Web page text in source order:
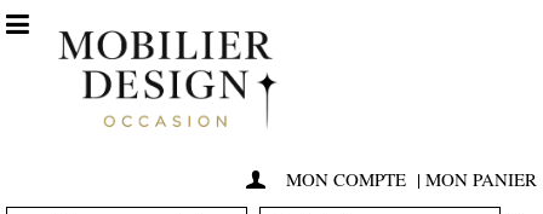
 MON COMPTE | MON PANIER
